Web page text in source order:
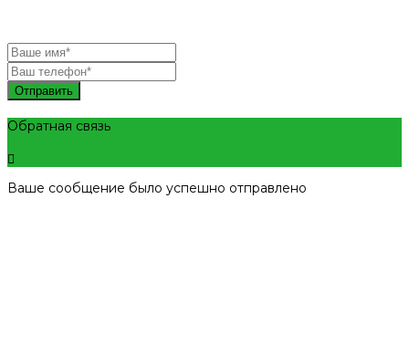
Отправить
Обратная связь
Ваше сообщение было успешно отправлено